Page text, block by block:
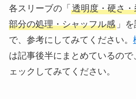
各スリーブの「 透明度・硬さ
部分の処理・シャッフル感」を
で、参考にしてみてください。
は記事後半にまとめているの
ェックしてみてください。